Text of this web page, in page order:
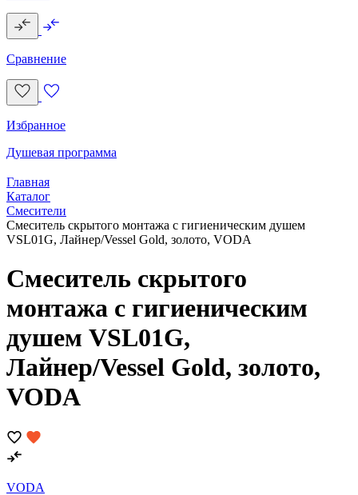
Сравнение
Избранное
Душевая программа
Главная
Каталог
Смесители
Смеситель скрытого монтажа с гигиеническим душем
VSL01G, Лайнер/Vessel Gold, золото, VODA
Смеситель скрытого
монтажа с гигиеническим
душем VSL01G,
Лайнер/Vessel Gold, золото,
VODA
VODA